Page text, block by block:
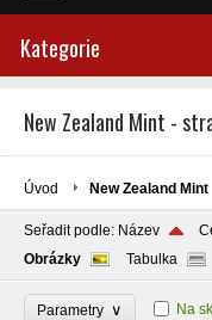
Kategorie
New Zealand Mint -
Úvod New Zealand Mint
Seřadit podle: Název
Obrázky
Tabulka
Parametry ∨ Na